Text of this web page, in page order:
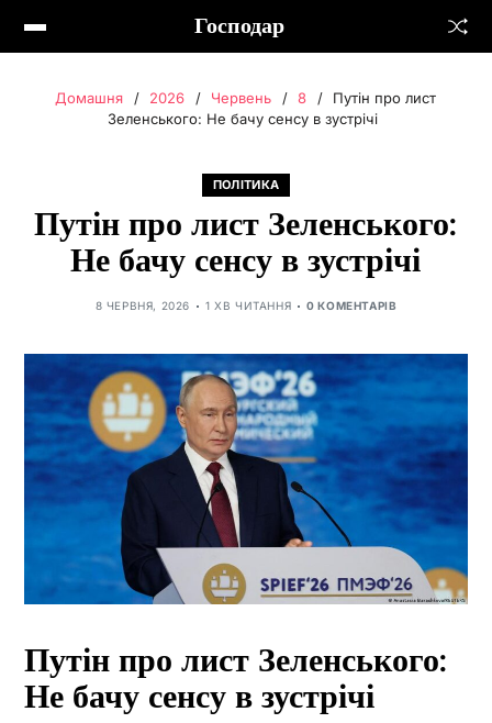
Господар
Домашня 2026 Червень 8
Путін про лист
Зеленського: Не бачу сенсу в зустрічі
ПОЛІТИКА
Путін про лист Зеленського:
Не бачу сенсу в зустрічі
8 ЧЕРВНЯ, 2026 1 ХВ ЧИТАННЯ 0 КОМЕНТАРІВ
Путін про лист Зеленського:
Не бачу сенсу в зустрічі